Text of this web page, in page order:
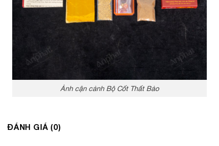
Ảnh cận cảnh Bộ Cốt Thất Bảo
ĐÁNH GIÁ (0)